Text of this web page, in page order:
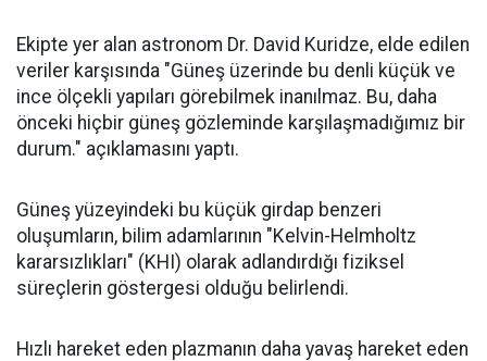
Ekipte yer alan astronom Dr. David Kuridze, elde edilen
veriler karşısında "Güneş üzerinde bu denli küçük ve
ince ölçekli yapıları görebilmek inanılmaz. Bu, daha
önceki hiçbir güneş gözleminde karşılaşmadığımız bir
durum." açıklamasını yaptı.
Güneş yüzeyindeki bu küçük girdap benzeri
oluşumların, bilim adamlarının "Kelvin-Helmholtz
kararsızlıkları" (KHI) olarak adlandırdığı fiziksel
süreçlerin göstergesi olduğu belirlendi.
Hızlı hareket eden plazmanın daha yavaş hareket eden